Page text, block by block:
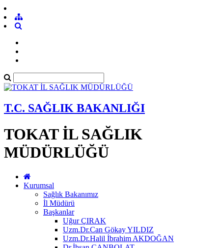
T.C. SAĞLIK BAKANLIĞI
TOKAT İL SAĞLIK
MÜDÜRLÜĞÜ
Kurumsal
Sağlık Bakanımız
İl Müdürü
Başkanlar
Uğur ÇIRAK
Uzm.Dr.Can Gökay YILDIZ
Uzm.Dr.Halil İbrahim AKDOĞAN